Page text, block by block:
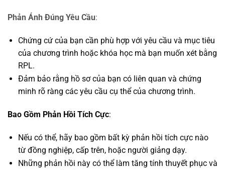
Phản Ánh Đúng Yêu Cầu:
Chứng cứ của bạn cần phù hợp với yêu cầu và mục tiêu
của chương trình hoặc khóa học mà bạn muốn xét bằng
RPL.
Đảm bảo rằng hồ sơ của bạn có liên quan và chứng
minh rõ ràng các yêu cầu cụ thể của chương trình.
Bao Gồm Phản Hồi Tích Cực:
Nếu có thể, hãy bao gồm bất kỳ phản hồi tích cực nào
từ đồng nghiệp, cấp trên, hoặc người giảng dạy.
Những phản hồi này có thể làm tăng tính thuyết phục và